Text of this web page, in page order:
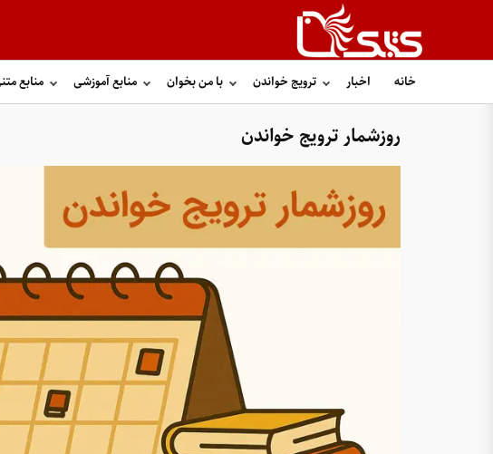
خانه اخبار ترویج خواندن با من بخوان منابع آموزشی منابع
روزشمار ترویج خواندن